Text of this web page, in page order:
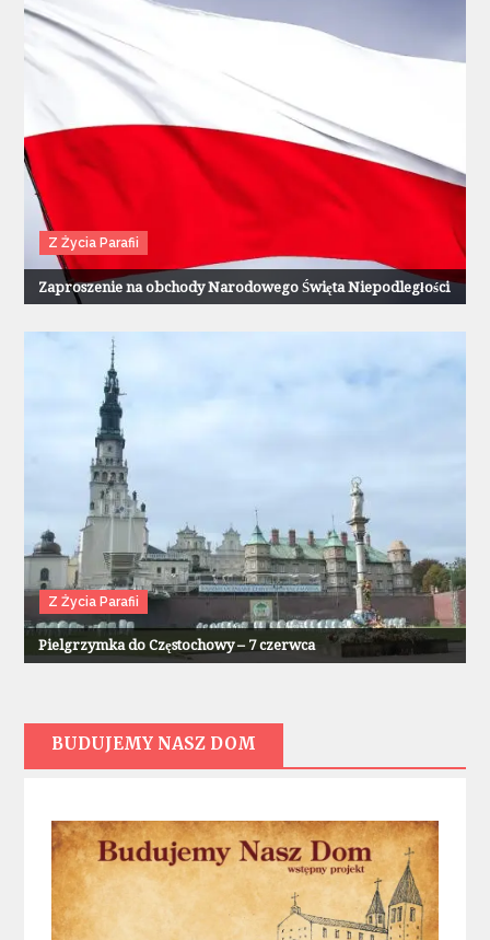
Z Życia Parafii
Zaproszenie na obchody Narodowego Święta Niepodległości
Z Życia Parafii
Pielgrzymka do Częstochowy – 7 czerwca
BUDUJEMY NASZ DOM